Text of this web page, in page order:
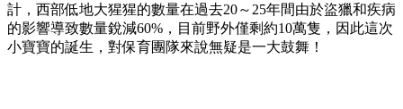
計，西部低地大猩猩的數量在過去20～25年間由於盜獵和疾病
的影響導致數量銳減60%，目前野外僅剩約10萬隻，因此這次
小寶寶的誕生，對保育團隊來說無疑是一大鼓舞！